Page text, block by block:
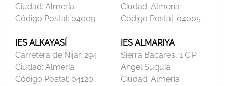
Ciudad: Almería
Código Postal: 04009
Ciudad: Almería
Código Postal: 04005
IES ALKAYASÍ
Carretera de Nijar, 294
Ciudad: Almería
Código Postal: 04120
IES ALMARIYA
Sierra Bacares, 1 C.P.
Ángel Suquía
Ciudad: Almería